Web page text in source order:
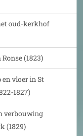
oud-kerkhof
(1823)
vloer in St
1827)
verbouwing
(1829)